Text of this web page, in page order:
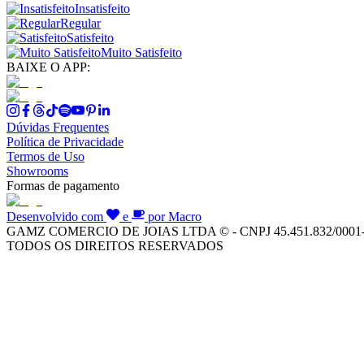
Insatisfeito
Regular
Satisfeito
Muito Satisfeito
BAIXE O APP:
Dúvidas Frequentes
Política de Privacidade
Termos de Uso
Showrooms
Formas de pagamento
Desenvolvido com e
por Macro
GAMZ COMERCIO DE JOIAS LTDA © - CNPJ 45.451.832/
TODOS OS DIREITOS RESERVADOS